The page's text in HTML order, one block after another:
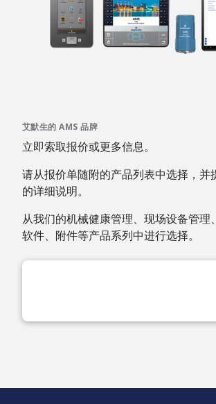
艾默生的 AMS 品牌
立即索取报价或更多信息。
请从报价单随附的产品列表中选择，并
的详细说明。
从我们的机械健康管理、现场设备管理
软件、附件等产品系列中进行选择。